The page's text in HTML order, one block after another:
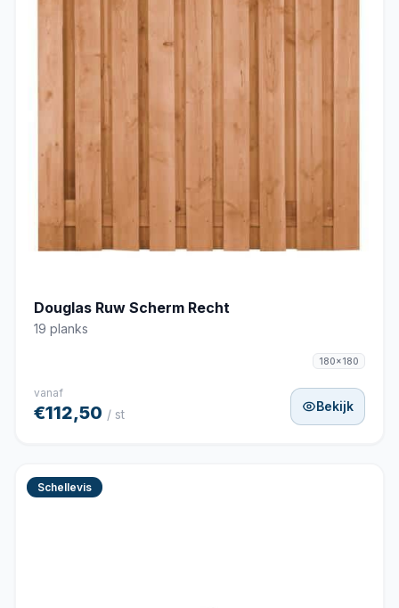
Douglas Ruw Scherm Recht
19 planks
180x180
vanaf
€112,50 / st
Bekijk
Schellevis